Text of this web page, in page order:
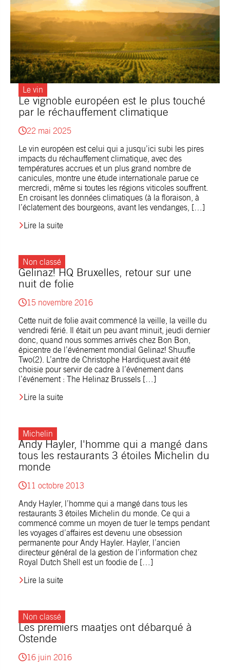
Le vignoble européen est le plus touché
par le réchauffement climatique
Le vin
22 mai 2025
Le vin européen est celui qui a jusqu’ici subi les pires
impacts du réchauffement climatique, avec des
températures accrues et un plus grand nombre de
canicules, montre une étude internationale parue ce
mercredi, même si toutes les régions viticoles souffrent.
En croisant les données climatiques (à la floraison, à
l’éclatement des bourgeons, avant les vendanges, […]
Lire la suite
Gelinaz! HQ Bruxelles, retour sur une
nuit de folie
Non classé
15 novembre 2016
Cette nuit de folie avait commencé la veille, la veille du
vendredi férié. Il était un peu avant minuit, jeudi dernier
donc, quand nous sommes arrivés chez Bon Bon,
épicentre de l’événement mondial Gelinaz! Shuufle
Two(2). L’antre de Christophe Hardiquest avait été
choisie pour servir de cadre à l’événement dans
l’événement : The Helinaz Brussels […]
Lire la suite
Andy Hayler, l'homme qui a mangé dans
tous les restaurants 3 étoiles Michelin du
monde
Michelin
11 octobre 2013
Andy Hayler, l’homme qui a mangé dans tous les
restaurants 3 étoiles Michelin du monde. Ce qui a
commencé comme un moyen de tuer le temps pendant
les voyages d’affaires est devenu une obsession
permanente pour Andy Hayler. Hayler, l’ancien
directeur général de la gestion de l’information chez
Royal Dutch Shell est un foodie de […]
Lire la suite
Les premiers maatjes ont débarqué à
Ostende
Non classé
16 juin 2016